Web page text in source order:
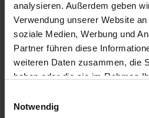
analysieren. Außerdem geben
Verwendung unserer Website
soziale Medien, Werbung und
Partner führen diese
weiteren Daten zusammen, die
haben oder die sie im Rahmen
Notwendig